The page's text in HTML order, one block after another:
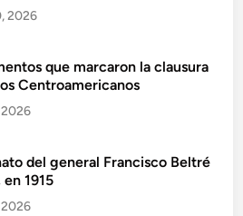
2026
que marcaron la clausura
Centroamericanos
del general Francisco Beltré
1915